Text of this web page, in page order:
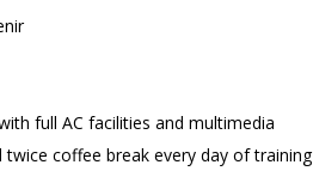
full AC facilities and multimedia
twice coffee break every day of training